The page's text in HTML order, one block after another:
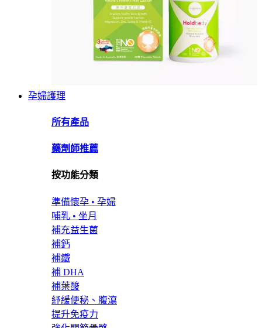
孕婦護理
所有產品
藥劑師推薦
按功能分類
準備懷孕 • 孕婦
哺乳 • 坐月
補充益生菌
補鈣
補鐵
補 DHA
補葉酸
紓緩便秘、腹瀉
提升免疫力